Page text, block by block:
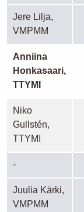
Jere Lilja,
VMPMM
Anniina
Honkasaari,
TTYMI
Niko
Gullstén,
TTYMI
-
Juulia Kärki,
VMPMM